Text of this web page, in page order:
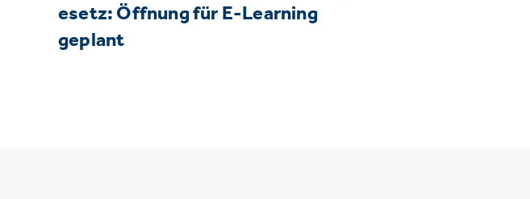
esetz: Öffnung für E-Learning
geplant